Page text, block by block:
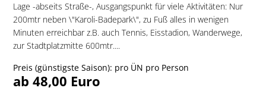
Lage -abseits Straße-, Ausgangspunkt für viele Aktivitäten: Nur
200mtr neben \"Karoli-Badepark\", zu Fuß alles in wenigen
Minuten erreichbar z.B. auch Tennis, Eisstadion, Wanderwege,
zur Stadtplatzmitte 600mtr....
Preis (günstigste Saison): pro ÜN pro Person
ab 48,00 Euro